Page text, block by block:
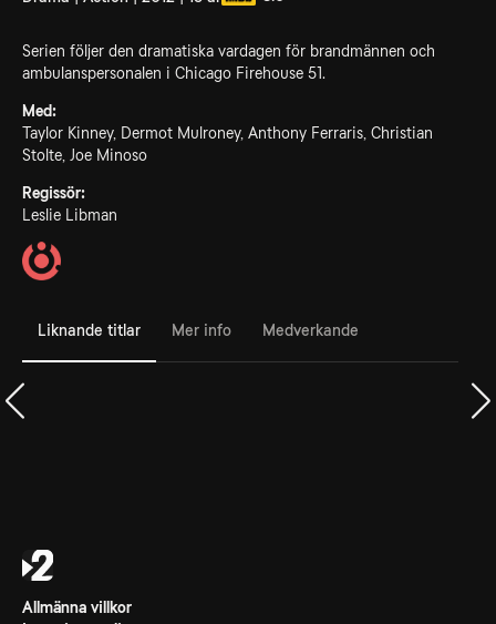
Serien följer den dramatiska vardagen för brandmännen och
ambulanspersonalen i Chicago Firehouse 51.
Med:
Taylor Kinney, Dermot Mulroney, Anthony Ferraris, Christian
Stolte, Joe Minoso
Regissör:
Leslie Libman
Liknande titlar Mer info Medverkande
Allmänna villkor